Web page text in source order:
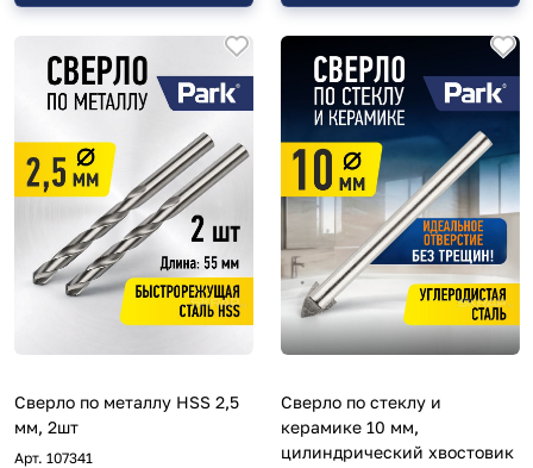
Сверло по металлу HSS 2,5
мм, 2шт
Арт. 107341
Сверло по стеклу и
керамике 10 мм,
цилиндрический хвостовик